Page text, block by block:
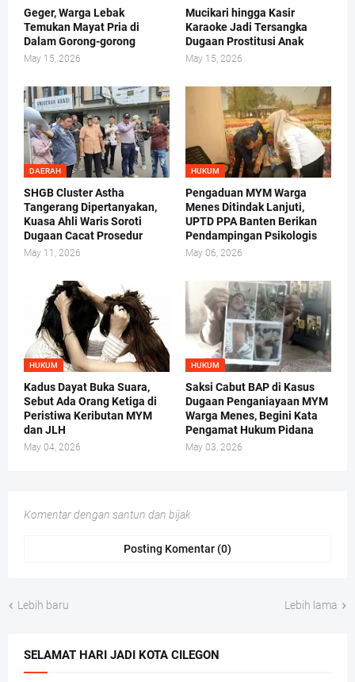
Geger, Warga Lebak
Temukan Mayat Pria di
Dalam Gorong-gorong
May 15, 2026
Mucikari hingga Kasir
Karaoke Jadi Tersangka
Dugaan Prostitusi Anak
May 15, 2026
DAERAH
SHGB Cluster Astha
Tangerang Dipertanyakan,
Kuasa Ahli Waris Soroti
Dugaan Cacat Prosedur
May 11, 2026
HUKUM
Pengaduan MYM Warga
Menes Ditindak Lanjuti,
UPTD PPA Banten Berikan
Pendampingan Psikologis
May 06, 2026
HUKUM
Kadus Dayat Buka Suara,
Sebut Ada Orang Ketiga di
Peristiwa Keributan MYM
dan JLH
May 04, 2026
HUKUM
Saksi Cabut BAP di Kasus
Dugaan Penganiayaan MYM
Warga Menes, Begini Kata
Pengamat Hukum Pidana
May 03, 2026
Komentar dengan santun dan bijak
Posting Komentar (0)
Lebih baru Lebih lama
SELAMAT HARI JADI KOTA CILEGON